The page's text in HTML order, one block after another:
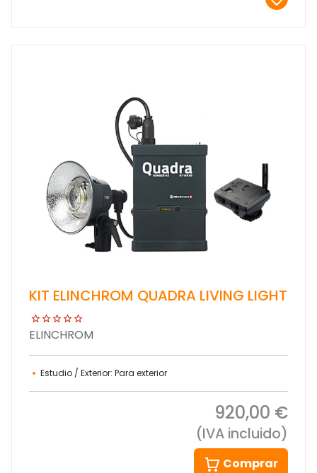
KIT ELINCHROM QUADRA LIVING LIGHT
ELINCHROM
Estudio / Exterior: Para exterior
920,00 €
(IVA incluido)
Comprar